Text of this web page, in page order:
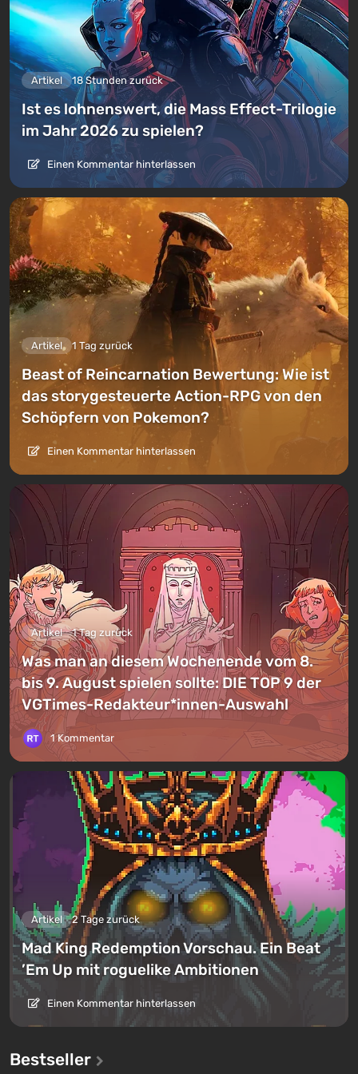
Artikel 18 Stunden zurück
Ist es lohnenswert, die Mass Effect-Trilogie
im Jahr 2026 zu spielen?
Einen Kommentar hinterlassen
Artikel 1 Tag zurück
Beast of Reincarnation Bewertung: Wie ist
das storygesteuerte Action-RPG von den
Schöpfern von Pokemon?
Einen Kommentar hinterlassen
Artikel 1 Tag zurück
Was man an diesem Wochenende vom 8.
bis 9. August spielen sollte: DIE TOP 9 der
VGTimes-Redakteur*innen-Auswahl
1 Kommentar
Artikel 2 Tage zurück
Mad King Redemption Vorschau. Ein Beat
’Em Up mit roguelike Ambitionen
Einen Kommentar hinterlassen
Bestseller